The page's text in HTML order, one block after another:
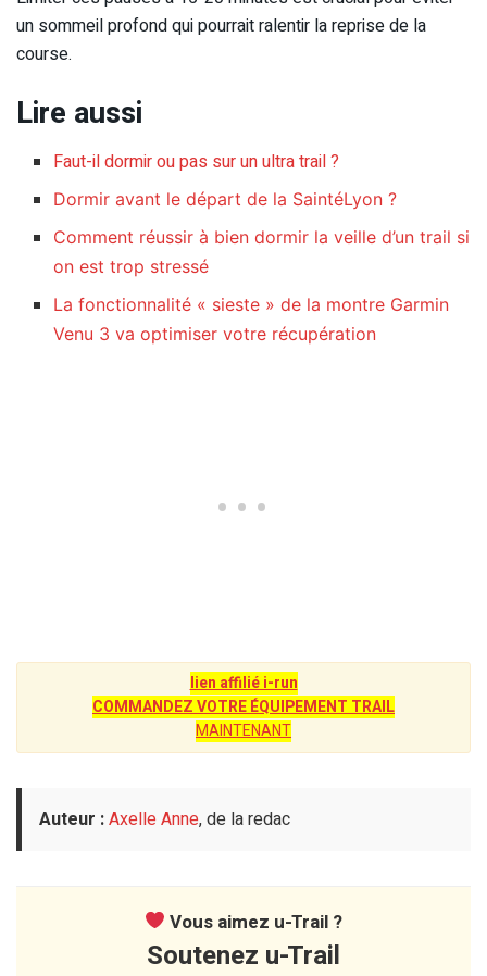
un sommeil profond qui pourrait ralentir la reprise de la
course.
Lire aussi
Faut-il dormir ou pas sur un ultra trail ?
Dormir avant le départ de la SaintéLyon ?
Comment réussir à bien dormir la veille d’un trail si
on est trop stressé
La fonctionnalité « sieste » de la montre Garmin
Venu 3 va optimiser votre récupération
lien affilié i-run
COMMANDEZ VOTRE ÉQUIPEMENT TRAIL
MAINTENANT
Auteur :Axelle Anne, de la redac
Vous aimez u-Trail ?
Soutenez u-Trail